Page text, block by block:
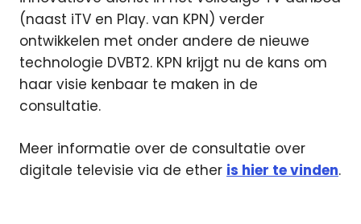
(naast iTV en Play. van KPN) verder
ontwikkelen met onder andere de nieuwe
technologie DVBT2. KPN krijgt nu de kans om
haar visie kenbaar te maken in de
consultatie.
Meer informatie over de consultatie over
digitale televisie via de ether is hier te vinden.